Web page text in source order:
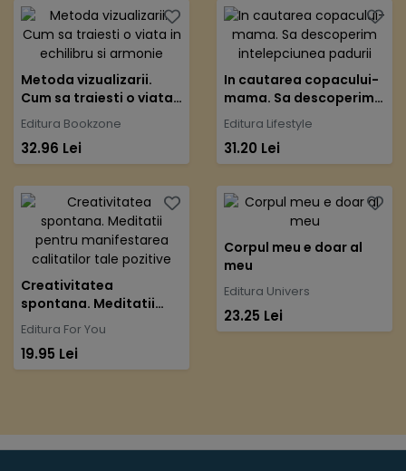
Metoda vizualizarii.
Cum sa traiesti o viata
in echilibru si armonie
Editura Bookzone
32.96 Lei
In cautarea copacului-
mama. Sa descoperim
intelepciunea padurii
Editura Lifestyle
31.20 Lei
Creativitatea
spontana. Meditatii
pentru manifestarea
Editura For You
19.95 Lei
Corpul meu e doar al
meu
Editura Univers
23.25 Lei